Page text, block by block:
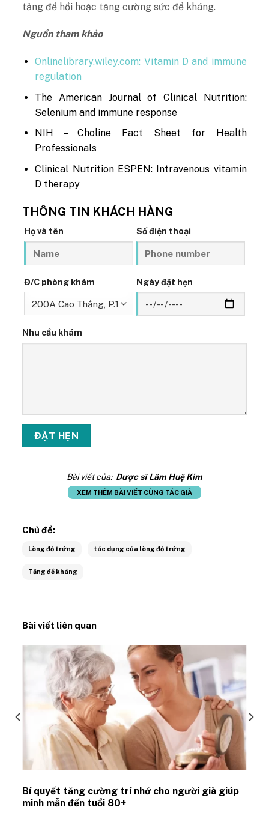
tảng để hồi hoặc tăng cường sức đề kháng.
Nguồn tham khảo
Onlinelibrary.wiley.com: Vitamin D and immune
regulation
The American Journal of Clinical Nutrition:
Selenium and immune response
NIH – Choline Fact Sheet for Health
Professionals
Clinical Nutrition ESPEN: Intravenous vitamin
D therapy
THÔNG TIN KHÁCH HÀNG
Họ và tên Số điện thoại
Đ/C phòng khám Ngày đặt hẹn
Nhu cầu khám
Bài viết của: Dược sĩ Lâm Huệ Kim
XEM THÊM BÀI VIẾT CÙNG TÁC GIẢ
Chủ đề:
Lòng đỏ trứng tác dụng của lòng đỏ trứng
Tăng đề kháng
Bài viết liên quan
Bí quyết tăng cường trí nhớ cho người già giúp
minh mẫn đến tuổi 80+